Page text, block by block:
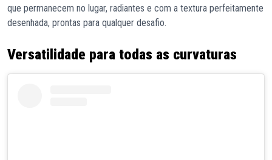
que permanecem no lugar, radiantes e com a textura perfeitamente
desenhada, prontas para qualquer desafio.
Versatilidade para todas as curvaturas